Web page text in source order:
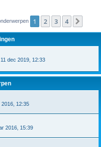
1 2 3 4
11 dec 2019, 12:33
2016, 12:35
2016, 15:39